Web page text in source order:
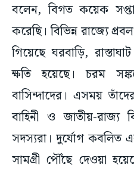
বলেন, বিগত কয়েক
করেছি। বিভিন্ন র‌াজ্যে
গিয়েছে ঘরবাড়ি,
ক্ষতি হয়েছে। চরম
বাসিন্দাদের। এসময়
বাহিনী ও জাতীয়-রাজ্য
সদস্যরা। দুর্যোগ কবলিত
সামগ্রী পৌঁছে দেওয়া